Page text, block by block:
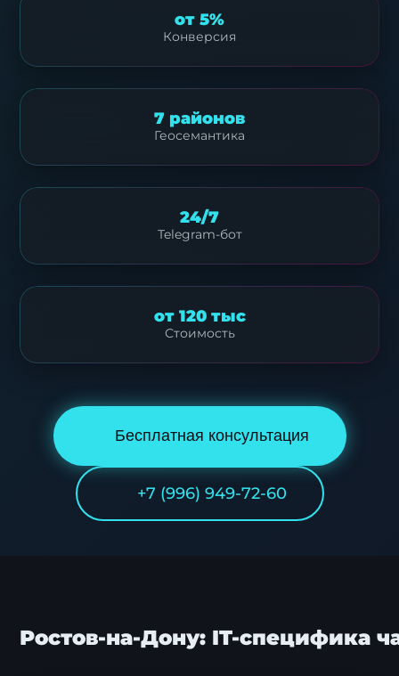
от 5%
Конверсия
7 районов
Геосемантика
24/7
Telegram-бот
от 120 тыс
Стоимость
Бесплатная консультация
+7 (996) 949-72-60
Ростов-на-Дону: IT-специфика